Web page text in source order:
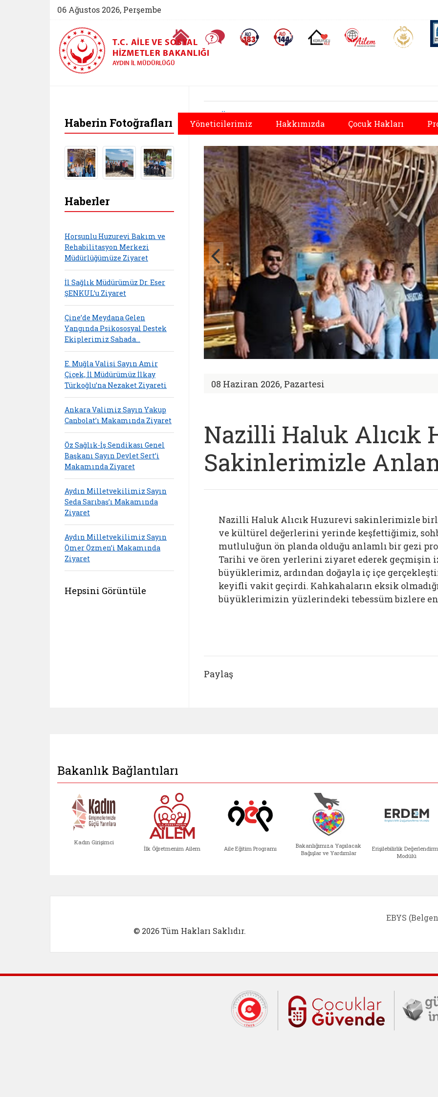
06 Ağustos 2026, Perşembe
Ana Sayfa Sıkça Sorulan SorularAlo 183 (yeni sekmede açılır)Alo 144 (yeni sekmede açılır)Koruyucu Aile (yeni sekmede açılır)
AİLEM İletişim Aile ve
T.C. AILE VE SOSYAL
HIZMETLER BAKANLIĞI
AYDIN İL MÜDÜRLÜĞÜ
Yöneticilerimiz Hakkımızda Çocuk Hakları
Önceki
08 Haziran 2026, Pazartesi
Nazilli Haluk Alıcık
Sakinlerimizle
Nazilli Haluk Alıcık Huzurevi sakinlerimizle
ve kültürel değerlerini yerinde keşfettiğimiz,
mutluluğun ön planda olduğu anlamlı bir gezi
Tarihi ve ören yerlerini ziyaret ederek geçmişin
büyüklerimiz, ardından doğayla iç içe
keyifli vakit geçirdi. Kahkahaların eksik
büyüklerimizin yüzlerindeki tebessüm bizlere
Paylaş
Haberin Fotoğrafları
Haberler
Horsunlu Huzurevi Bakım ve
Rehabilitasyon Merkezi
Müdürlüğümüze Ziyaret
İl Sağlık Müdürümüz Dr. Eser
ŞENKUL’u Ziyaret
Çine’de Meydana Gelen
Yangında Psikososyal Destek
Ekiplerimiz Sahada…
E. Muğla Valisi Sayın Amir
Çiçek, İl Müdürümüz İlkay
Türkoğlu’na Nezaket Ziyareti
Ankara Valimiz Sayın Yakup
Canbolat’ı Makamında Ziyaret
Öz Sağlık-İş Sendikası Genel
Başkanı Sayın Devlet Sert’i
Makamında Ziyaret
Aydın Milletvekilimiz Sayın
Seda Sarıbaş’ı Makamında
Ziyaret
Aydın Milletvekilimiz Sayın
Ömer Özmen’i Makamında
Ziyaret
Hepsini Görüntüle
Bakanlık Bağlantıları
Kadın Girişimci
İlk Öğretmenim Ailem Aile Eğitim Programı
Bakanlığımıza Yapılacak
Bağışlar ve Yardımlar
Erişilebilirlik
Modülü
© 2026 Tüm Hakları Saklıdır.
EBYS
Cumhurbaşkanlığı İletişim Merkezi
Çocuklar